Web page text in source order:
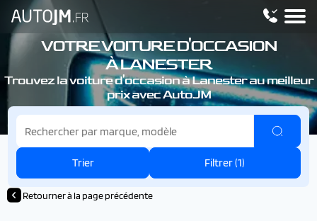
VOTRE VOITURE D'OCCASION
À LANESTER
Trouvez la voiture d'occasion à Lanester au meilleur
prix avec AutoJM
Trier Filtrer (1)
Retourner à la page précédente